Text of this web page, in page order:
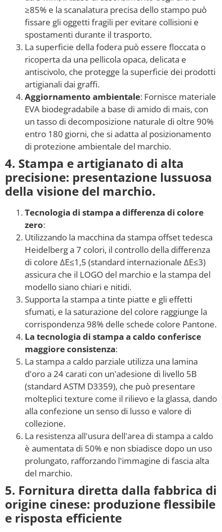
≥85% e la scanalatura precisa dello stampo può
fissare gli oggetti fragili per evitare collisioni e
spostamenti durante il trasporto.
La superficie della fodera può essere floccata o
ricoperta da una pellicola opaca, delicata e
antiscivolo, che protegge la superficie dei prodotti
artigianali dai graffi.
Aggiornamento ambientale: Fornisce materiale
EVA biodegradabile a base di amido di mais, con
un tasso di decomposizione naturale di oltre 90%
entro 180 giorni, che si adatta al posizionamento
di protezione ambientale del marchio.
4. Stampa e artigianato di alta
precisione: presentazione lussuosa
della visione del marchio.
Tecnologia di stampa a differenza di colore
zero:
Utilizzando la macchina da stampa offset tedesca
Heidelberg a 7 colori, il controllo della differenza
di colore ΔE≤1,5 (standard internazionale ΔE≤3)
assicura che il LOGO del marchio e la stampa del
modello siano chiari e nitidi.
Supporta la stampa a tinte piatte e gli effetti
sfumati, e la saturazione del colore raggiunge la
corrispondenza 98% delle schede colore Pantone.
La tecnologia di stampa a caldo conferisce
maggiore consistenza:
La stampa a caldo parziale utilizza una lamina
d'oro a 24 carati con un'adesione di livello 5B
(standard ASTM D3359), che può presentare
molteplici texture come il rilievo e la glassa, dando
alla confezione un senso di lusso e valore di
collezione.
La resistenza all'usura dell'area di stampa a caldo
è aumentata di 50% e non sbiadisce dopo un uso
prolungato, rafforzando l'immagine di fascia alta
del marchio.
5. Fornitura diretta dalla fabbrica di
origine cinese: produzione flessibile
e risposta efficiente